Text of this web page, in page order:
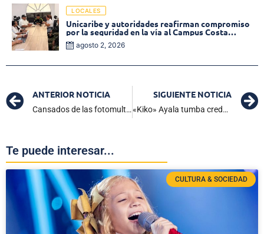
LOCALES
Unicaribe y autoridades reafirman compromiso
por la seguridad en la vía al Campus Costa
Verdeagosto 2, 2026
ANTERIOR NOTICIA
Cansados de las fotomultas: Transportadores bloquean la Troncal de Oriente en Zona Bananera
SIGUIENTE NOTICIA
«Kiko» Ayala tumba credencial de la concejal de Puebloviejo Zuley Barbur
Te puede interesar...
CULTURA & SOCIEDAD